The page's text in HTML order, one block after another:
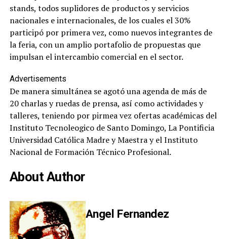
stands, todos suplidores de productos y servicios
nacionales e internacionales, de los cuales el 30%
participó por primera vez, como nuevos integrantes de
la feria, con un amplio portafolio de propuestas que
impulsan el intercambio comercial en el sector.
Advertisements
De manera simultánea se agotó una agenda de más de
20 charlas y ruedas de prensa, así como actividades y
talleres, teniendo por pirmea vez ofertas académicas del
Instituto Tecnoleogico de Santo Domingo, La Pontificia
Universidad Católica Madre y Maestra y el Instituto
Nacional de Formación Técnico Profesional.
About Author
Angel Fernandez